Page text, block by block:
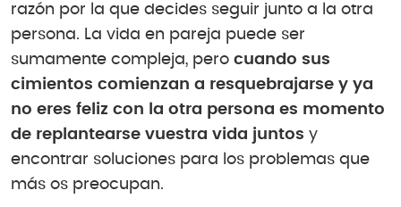
razón por la que decides seguir junto a la otra
persona. La vida en pareja puede ser
sumamente compleja, pero cuando sus
cimientos comienzan a resquebrajarse y ya
no eres feliz con la otra persona es momento
de replantearse vuestra vida juntos y
encontrar soluciones para los problemas que
más os preocupan.